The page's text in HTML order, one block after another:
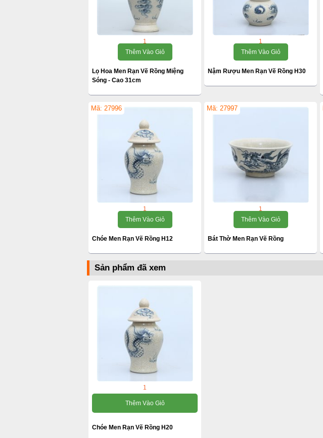
1
Thêm Vào Giỏ
Lọ Hoa Men Rạn Vẽ Rồng Miệng
Sóng - Cao 31cm
1
Thêm Vào Giỏ
Nậm Rượu Men Rạn Vẽ Rồng H30
Mã: 27996
1
Thêm Vào Giỏ
Chóe Men Rạn Vẽ Rồng H12
Mã: 27997
1
Thêm Vào Giỏ
Bát Thờ Men Rạn Vẽ Rồng
Sản phẩm đã xem
1
Thêm Vào Giỏ
Chóe Men Rạn Vẽ Rồng H20